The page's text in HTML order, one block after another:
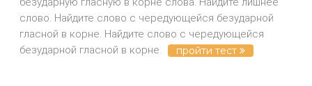
слово. Найдите слово с чередующейся безударной
гласной в корне. Найдите слово с чередующейся
безударной гласной в корне.
пройти тест